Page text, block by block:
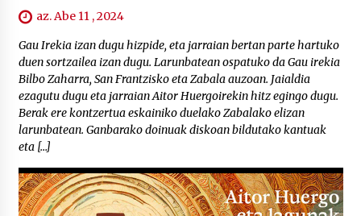
az. Abe 11 , 2024
Gau Irekia izan dugu hizpide, eta jarraian bertan parte hartuko
duen sortzailea izan dugu. Larunbatean ospatuko da Gau irekia
Bilbo Zaharra, San Frantzisko eta Zabala auzoan. Jaialdia
ezagutu dugu eta jarraian Aitor Huergoirekin hitz egingo dugu.
Berak ere kontzertua eskainiko duelako Zabalako elizan
larunbatean. Ganbarako doinuak diskoan bildutako kantuak
eta […]